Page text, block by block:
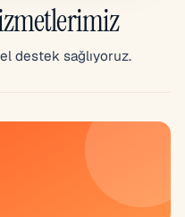
destek sağlıyoruz.